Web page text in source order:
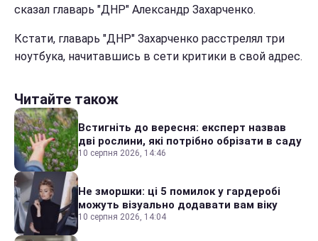
сказал главарь "ДНР" Александр Захарченко.
Кстати, главарь "ДНР" Захарченко расстрелял три
ноутбука, начитавшись в сети критики в свой адрес.
Читайте також
Встигніть до вересня: експерт назвав
дві рослини, які потрібно обрізати в саду
10 серпня 2026, 14:46
Не зморшки: ці 5 помилок у гардеробі
можуть візуально додавати вам віку
10 серпня 2026, 14:04